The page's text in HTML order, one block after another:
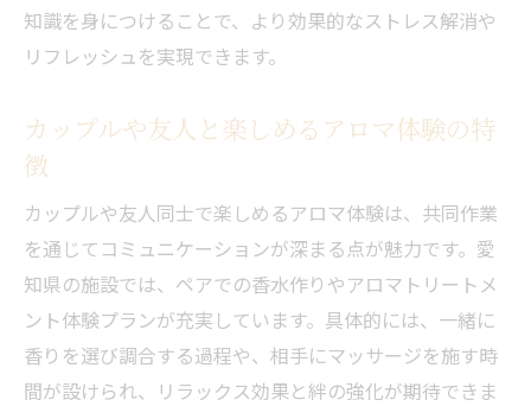
知識を身につけることで、より効果的なストレス解消や
リフレッシュを実現できます。
カップルや友人と楽しめるアロマ体験の特
徴
カップルや友人同士で楽しめるアロマ体験は、共同作業
を通じてコミュニケーションが深まる点が魅力です。愛
知県の施設では、ペアでの香水作りやアロマトリートメ
ント体験プランが充実しています。具体的には、一緒に
香りを選び調合する過程や、相手にマッサージを施す時
間が設けられ、リラックス効果と絆の強化が期待できま